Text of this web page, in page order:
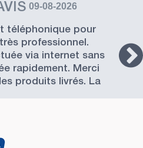
09-08-2026
téléphonique pour
professionnel.
via internet sans
rapidement. Merci
produits livrés. La